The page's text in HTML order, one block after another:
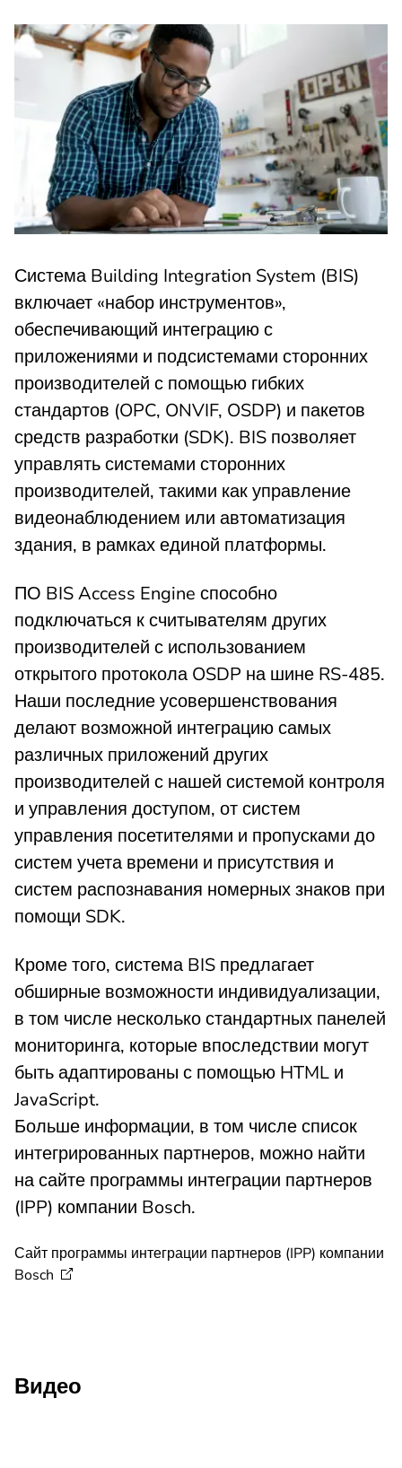
Система Building Integration System (BIS)
включает «набор инструментов»,
обеспечивающий интеграцию с
приложениями и подсистемами сторонних
производителей с помощью гибких
стандартов (OPC, ONVIF, OSDP) и пакетов
средств разработки (SDK). BIS позволяет
управлять системами сторонних
производителей, такими как управление
видеонаблюдением или автоматизация
здания, в рамках единой платформы.
ПО BIS Access Engine способно
подключаться к считывателям других
производителей с использованием
открытого протокола OSDP на шине RS-485.
Наши последние усовершенствования
делают возможной интеграцию самых
различных приложений других
производителей с нашей системой контроля
и управления доступом, от систем
управления посетителями и пропусками до
систем учета времени и присутствия и
систем распознавания номерных знаков при
помощи SDK.
Кроме того, система BIS предлагает
обширные возможности индивидуализации,
в том числе несколько стандартных панелей
мониторинга, которые впоследствии могут
быть адаптированы с помощью HTML и
JavaScript.
Больше информации, в том числе список
интегрированных партнеров, можно найти
на сайте программы интеграции партнеров
(IPP) компании Bosch.
Сайт программы интеграции партнеров (IPP) компании
Bosch
Видео